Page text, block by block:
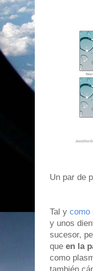
Un par de
Tal y como
y unos
sucesor,
que en la
como
también